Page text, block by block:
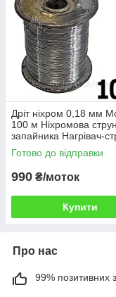
Дріт ніхром 0,18 мм
100 м Ніхромова
запайника Нагрівач-
Дроту х20н80
Готово до відправки
990 ₴/моток
Купити
Про нас
99% позитивних з